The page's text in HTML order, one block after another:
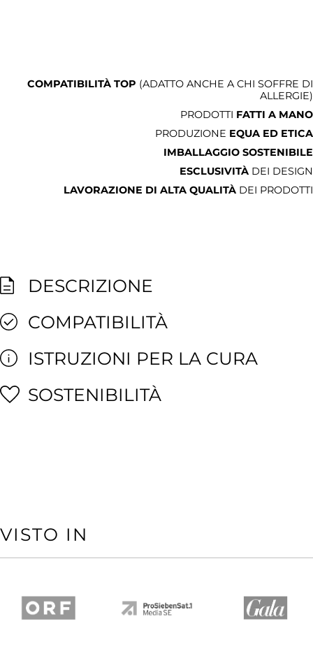
COMPATIBILITÀ TOP (ADATTO ANCHE A CHI SOFFRE DI
ALLERGIE)
PRODOTTI FATTI A MANO
PRODUZIONE EQUA ED ETICA
IMBALLAGGIO SOSTENIBILE
ESCLUSIVITÀ DEI DESIGN
LAVORAZIONE DI ALTA QUALITÀ DEI PRODOTTI
DESCRIZIONE
COMPATIBILITÀ
ISTRUZIONI PER LA CURA
SOSTENIBILITÀ
VISTO IN